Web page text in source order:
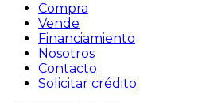
Compra
Vende
Financiamiento
Nosotros
Contacto
Solicitar crédito